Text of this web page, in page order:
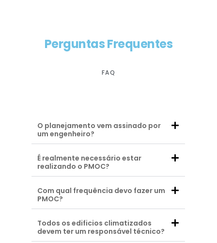
Perguntas Frequentes
FAQ
O planejamento vem assinado por
um engenheiro?
É realmente necessário estar
realizando o PMOC?
Com qual frequência devo fazer um
PMOC?
Todos os edificios climatizados
devem ter um responsável técnico?